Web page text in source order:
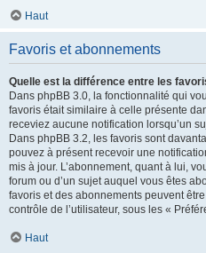
Haut
Favoris et abonnements
Quelle est la différence entre les
Dans phpBB 3.0, la fonctionnalité qui
favoris était similaire à celle présente
receviez aucune notification lorsqu’un
Dans phpBB 3.2, les favoris sont
pouvez à présent recevoir une
mis à jour. L’abonnement, quant à lui,
forum ou d’un sujet auquel vous êtes
favoris et des abonnements peuvent
contrôle de l’utilisateur, sous les «
Haut